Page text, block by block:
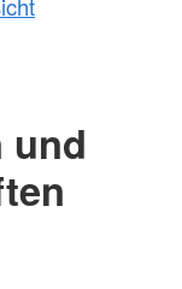
und